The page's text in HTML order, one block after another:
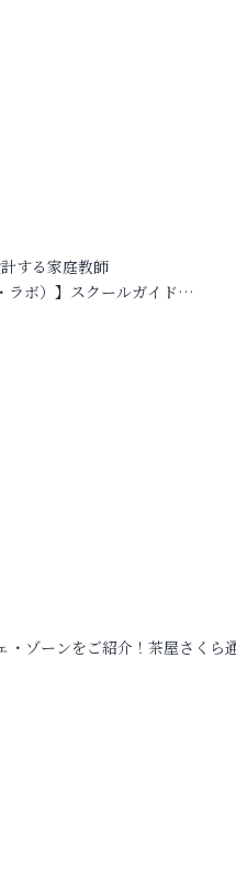
する家庭教師
ラボ）】スクールガイド…
ゾーンをご紹介！茶屋さくら